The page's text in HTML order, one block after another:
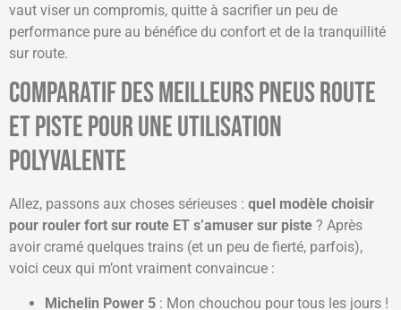
vaut viser un compromis, quitte à sacrifier un peu de
performance pure au bénéfice du confort et de la tranquillité
sur route.
Comparatif des meilleurs pneus route
et piste pour une utilisation
polyvalente
Allez, passons aux choses sérieuses : quel modèle choisir
pour rouler fort sur route ET s’amuser sur piste ? Après
avoir cramé quelques trains (et un peu de fierté, parfois),
voici ceux qui m’ont vraiment convaincue :
Michelin Power 5 : Mon chouchou pour tous les jours !